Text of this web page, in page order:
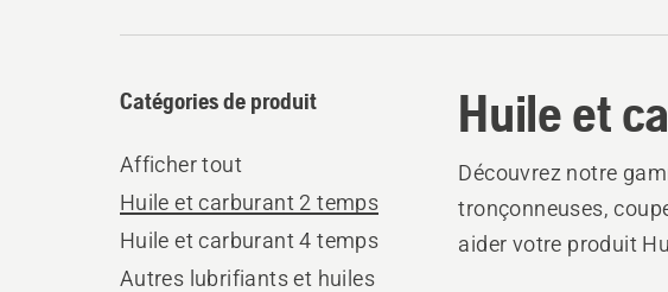
Huile et
Catégories de produit
Afficher tout
Huile et carburant 2 temps
Huile et carburant 4 temps
Autres lubrifiants et huiles
Découvrez notre
tronçonneuses,
aider votre produit